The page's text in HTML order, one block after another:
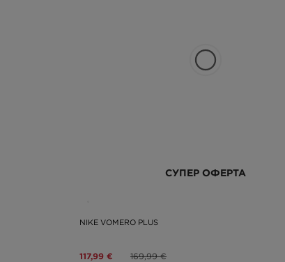
СУПЕР ОФЕРТА
NIKE VOMERO PLUS
117,99 €
169,99 €